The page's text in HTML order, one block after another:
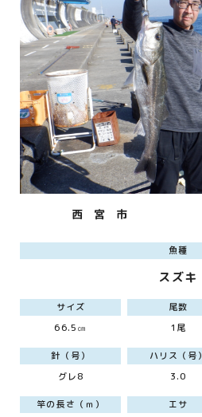
西 宮 市
魚種
スズキ
サイズ
66.5㎝
尾数
1尾
針（号）
グレ8
ハリス（号）
3.0
竿の長さ（ｍ）
エサ